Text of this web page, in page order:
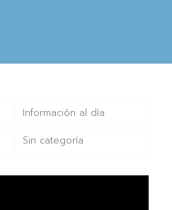
Información al día
Sin categoría